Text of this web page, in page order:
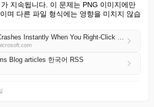
지속됩니다. 이 문제는 PNG 이미지에만
며 다른 파일 형식에는 영향을 미치지 않습
File Explorer Crashes Instantly When You Right-Click a .png File
Blog articles 한국어 RSS